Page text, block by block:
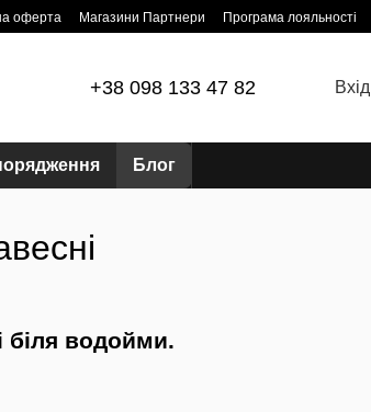
оферта Магазини Партнери Програма лояльності
+38 098 133 47 82 Вхід
Блог